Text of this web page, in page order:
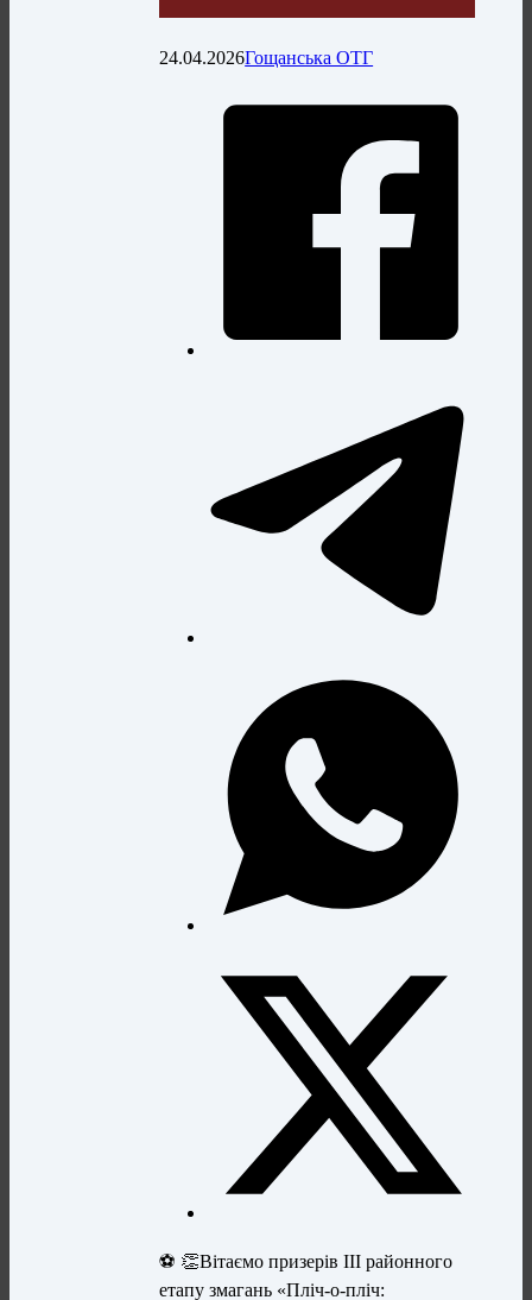
24.04.2026Гощанська ОТГ
⚽️ 👏Вітаємо призерів ІІІ районного
етапу змагань «Пліч-о-пліч: